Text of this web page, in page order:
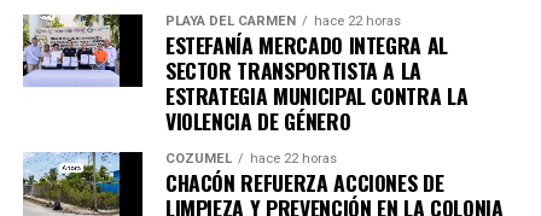
helicóptero a un destino no revelado. Organizaciones
internacionales expresaron preocupación por el clima
electoral.
8. Expresidente surcoreano Yoon
Suk Yeol es condenado a cinco años
PLAYA DEL CARMEN hace 22 horas
ESTEFANÍA MERCADO INTEGRA AL
SECTOR TRANSPORTISTA A LA
ESTRATEGIA MUNICIPAL CONTRA LA
VIOLENCIA DE GÉNERO
COZUMEL hace 22 horas
CHACÓN REFUERZA ACCIONES DE
LIMPIEZA Y PREVENCIÓN EN LA COLONIA